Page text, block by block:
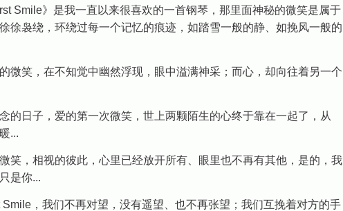
Smile》是我一直以来很喜欢的一首钢琴，那里面神秘的微笑是属于
徐袅绕，环绕过每一个记忆的痕迹，如踏雪一般的静、如挽风一般的
微笑，在不知觉中幽然浮现，眼中溢满神采；而心，却向往着另一个
的日子，爱的第一次微笑，世上两颗陌生的心终于靠在一起了，从
...
笑，相视的彼此，心里已经放开所有、眼里也不再有其他，是的，我
是你...
Smile，我们不再对望，没有遥望、也不再张望；我们互挽着对方的手